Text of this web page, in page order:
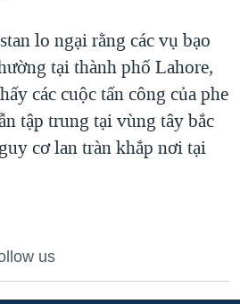
lo ngại rằng các vụ bạo
tại thành phố Lahore,
các cuộc tấn công của phe
tập trung tại vùng tây bắc
cơ lan tràn khắp nơi tại
us